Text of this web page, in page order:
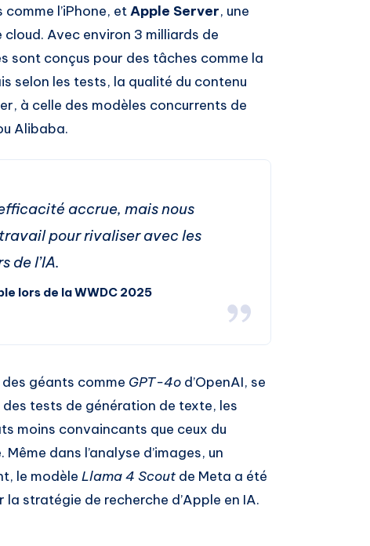
l’iPhone, etApple Server, une
Avec environ 3 milliards de
sont conçus pour des tâches comme la
selon les tests, la qualité du contenu
à celle des modèles concurrents de
Alibaba.
accrue, mais nous
pour rivaliser avec les
de l’IA.
lors de la WWDC 2025
géants comme GPT-4o d’OpenAI, se
tests de génération de texte, les
moins convaincants que ceux du
dans l’analyse d’images, un
le modèle Llama 4 Scout de Meta a été
stratégie de recherche d’Apple en IA.